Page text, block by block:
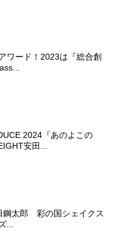
ワード！2023は『総合創
2024『あのよこの
安田...
鋼太郎 彩の国シェイクス
...